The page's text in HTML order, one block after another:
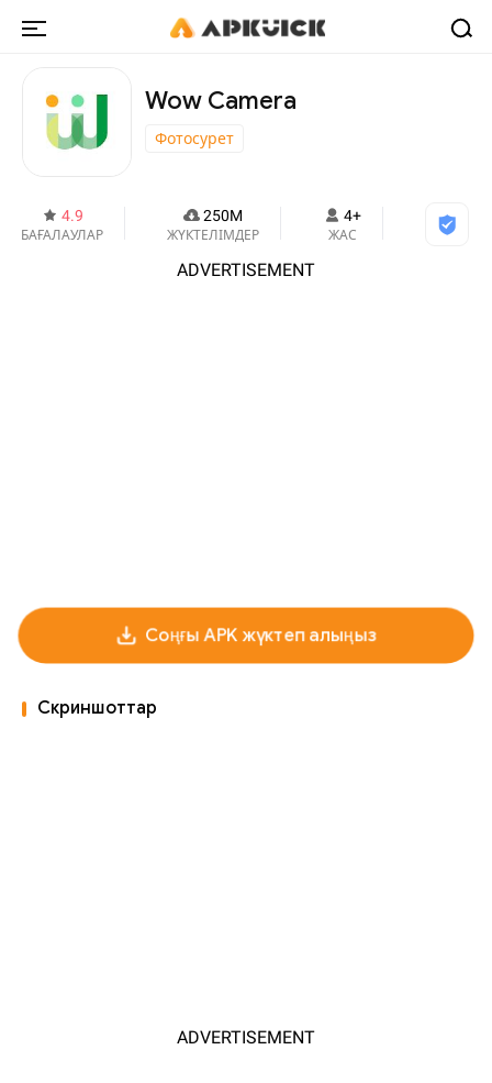
Wow Camera
Фотосурет
4.9
БАҒАЛАУЛАР
250M
ЖҮКТЕЛІМДЕР
4+
ЖАС
ADVERTISEMENT
Соңғы APK жүктеп алыңыз
Скриншоттар
ADVERTISEMENT